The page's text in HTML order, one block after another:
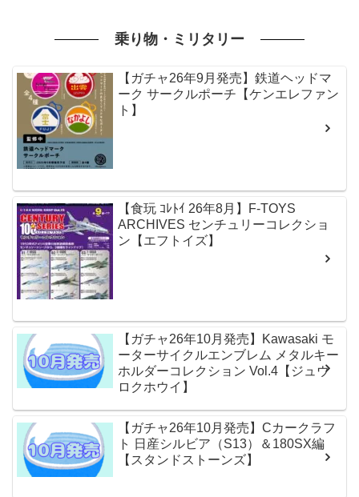
乗り物・ミリタリー
【ガチャ26年9月発売】鉄道ヘッドマ
ーク サークルポーチ【ケンエレファン
ト】
【食玩 ｺﾚﾄｲ 26年8月】F-TOYS
ARCHIVES センチュリーコレクショ
ン【エフトイズ】
【ガチャ26年10月発売】Kawasaki モ
ーターサイクルエンブレム メタルキー
ホルダーコレクション Vol.4【ジュウ
ロクホウイ】
【ガチャ26年10月発売】Cカークラフ
ト 日産シルビア（S13）＆180SX編
【スタンドストーンズ】